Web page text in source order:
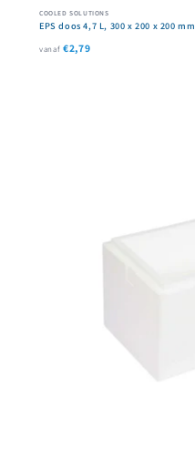
COOLED SOLUTIONS
EPS doos 4,7 L, 300 x 200 x 200 mm
vanaf €2,79